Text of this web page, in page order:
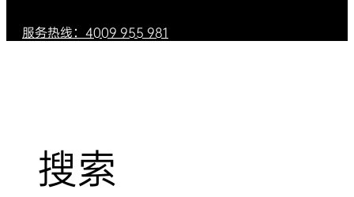
服务热线：4009 955 981
搜索